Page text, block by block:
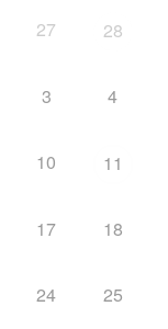
27 28
3 4
10 11
17 18
24 25